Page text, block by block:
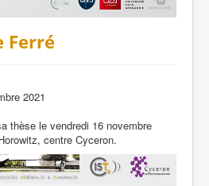
Ferré
2021
thèse le vendredi 16 novembre
centre Cyceron.